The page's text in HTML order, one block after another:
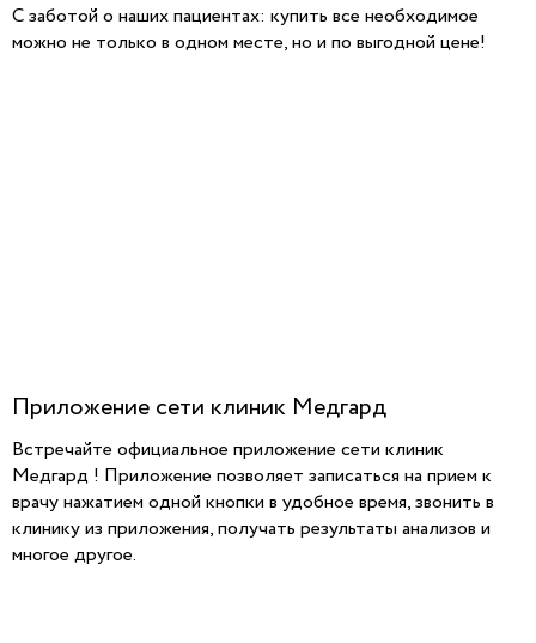
С заботой о наших пациентах: купить все необходимое
можно не только в одном месте, но и по выгодной цене!
Приложение сети клиник Медгард
Встречайте официальное приложение сети клиник
Медгард ! Приложение позволяет записаться на прием к
врачу нажатием одной кнопки в удобное время, звонить в
клинику из приложения, получать результаты анализов и
многое другое.